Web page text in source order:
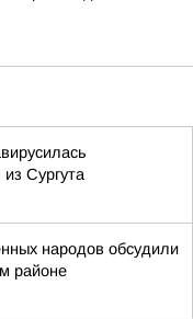
Сургута
народов обсудили
районе